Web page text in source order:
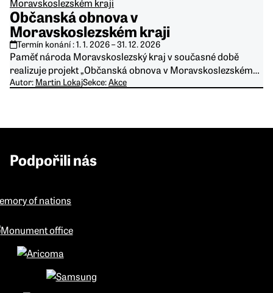
Občanská obnova v
Moravskoslezském kraji
Termín konání :1. 1. 2026–31. 12. 2026
Paměť národa Moravskoslezský kraj v současné době
realizuje projekt „Občanská obnova v Moravskoslezském…
Autor: Martin LokajSekce:Akce
Podpořili nás